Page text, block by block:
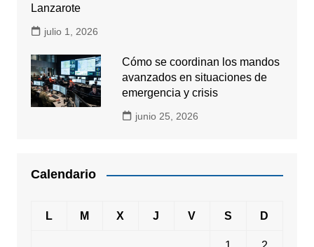
Lanzarote
julio 1, 2026
Cómo se coordinan los mandos
avanzados en situaciones de
emergencia y crisis
junio 25, 2026
Calendario
L M X J V S D